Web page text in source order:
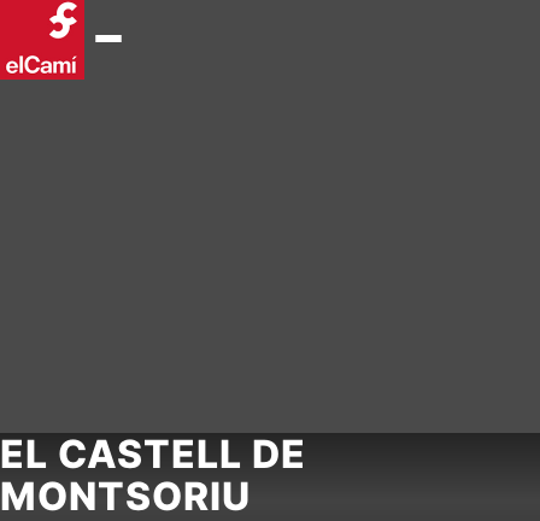
EL CASTELL DE
MONTSORIU